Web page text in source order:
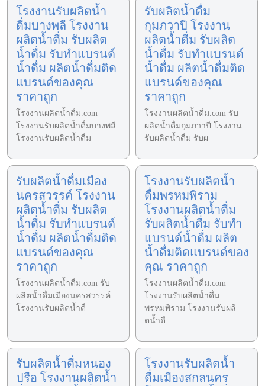
โรงงานรับผลิตน้ำ
ดื่มบางพลี โรงงาน
ผลิตน้ำดื่ม รับผลิต
น้ำดื่ม รับทำแบรนด์
น้ำดื่ม ผลิตน้ำดื่มติด
แบรนด์ของคุณ
ราคาถูก
โรงงานผลิตน้ำดื่ม.com
โรงงานรับผลิตน้ำดื่มบางพลี
โรงงานรับผลิตน้ำดื่ม
รับผลิตน้ำดื่ม
กุมภวาปี โรงงาน
ผลิตน้ำดื่ม รับผลิต
น้ำดื่ม รับทำแบรนด์
น้ำดื่ม ผลิตน้ำดื่มติด
แบรนด์ของคุณ
ราคาถูก
โรงงานผลิตน้ำดื่ม.com รับ
ผลิตน้ำดื่มกุมภวาปี โรงงาน
รับผลิตน้ำดื่ม รับผ
รับผลิตน้ำดื่มเมือง
นครสวรรค์ โรงงาน
ผลิตน้ำดื่ม รับผลิต
น้ำดื่ม รับทำแบรนด์
น้ำดื่ม ผลิตน้ำดื่มติด
แบรนด์ของคุณ
ราคาถูก
โรงงานผลิตน้ำดื่ม.com รับ
ผลิตน้ำดื่มเมืองนครสวรรค์
โรงงานรับผลิตน้ำดื่
โรงงานรับผลิตน้ำ
ดื่มพรหมพิราม
โรงงานผลิตน้ำดื่ม
รับผลิตน้ำดื่ม รับทำ
แบรนด์น้ำดื่ม ผลิต
น้ำดื่มติดแบรนด์ของ
คุณ ราคาถูก
โรงงานผลิตน้ำดื่ม.com
โรงงานรับผลิตน้ำดื่ม
พรหมพิราม โรงงานรับผลิ
ตน้ำดื
รับผลิตน้ำดื่มหนอง
ปรือ โรงงานผลิตน้ำ
โรงงานรับผลิตน้ำ
ดื่มเมืองสกลนคร